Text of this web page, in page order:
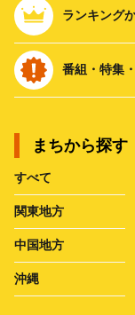
ランキング
番組・特集
まちから探す
すべて
関東地方
中国地方
沖縄